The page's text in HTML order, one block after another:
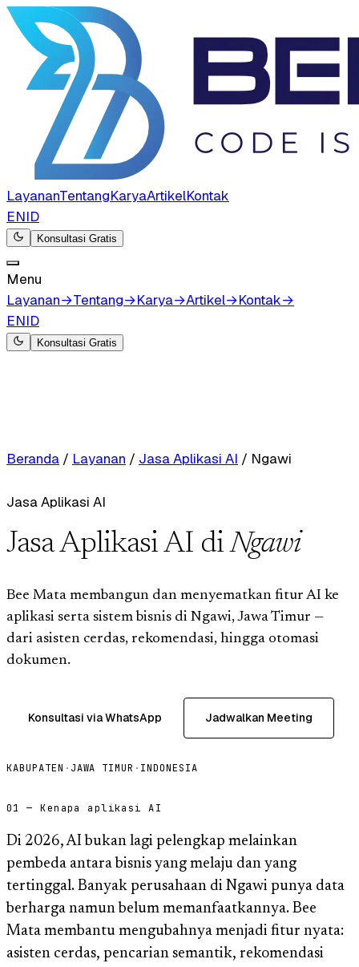
LayananTentangKaryaArtikelKontak
ENID
Konsultasi Gratis
Menu
Layanan→Tentang→Karya→Artikel→Kontak→
ENID
Konsultasi Gratis
Beranda / Layanan / Jasa Aplikasi AI / Ngawi
Jasa Aplikasi AI
Jasa Aplikasi AI diNgawi
Bee Mata membangun dan menyematkan fitur AI ke
aplikasi serta sistem bisnis di Ngawi, Jawa Timur —
dari asisten cerdas, rekomendasi, hingga otomasi
dokumen.
Konsultasi via WhatsApp Jadwalkan Meeting
KABUPATEN · JAWA TIMUR · INDONESIA
01 — Kenapa aplikasi AI
Di 2026, AI bukan lagi pelengkap melainkan
pembeda antara bisnis yang melaju dan yang
tertinggal. Banyak perusahaan di Ngawi punya data
berharga namun belum memanfaatkannya. Bee
Mata membantu mengubahnya menjadi fitur nyata:
asisten cerdas, pencarian semantik, rekomendasi